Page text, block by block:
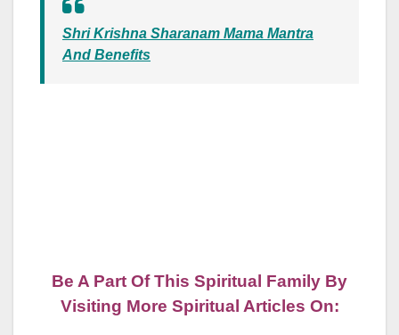
Shri Krishna Sharanam Mama Mantra
And Benefits
Be A Part Of This Spiritual Family By
Visiting More Spiritual Articles On: